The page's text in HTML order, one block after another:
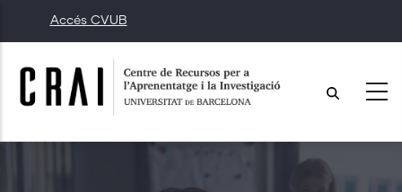
al
contingut
Accés CVUB